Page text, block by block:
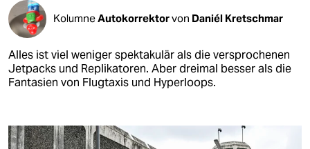
KolumneAutokorrektorvon Daniél Kretschmar
Alles ist viel weniger spektakulär als die versprochenen
Jetpacks und Replikatoren. Aber dreimal besser als die
Fantasien von Flugtaxis und Hyperloops.